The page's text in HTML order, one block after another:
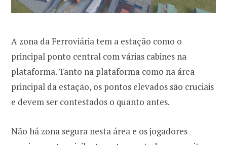
A zona da Ferroviária tem a estação como o
principal ponto central com várias cabines na
plataforma. Tanto na plataforma como na área
principal da estação, os pontos elevados são cruciais
e devem ser contestados o quanto antes.
Não há zona segura nesta área e os jogadores